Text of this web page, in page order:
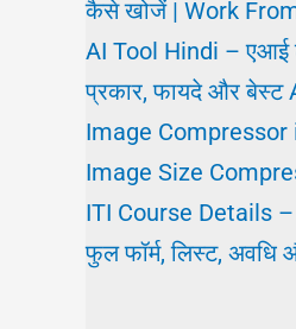
कैसे खोजें | Work
AI Tool Hindi – एआई
प्रकार, फायदे और बेस्ट
Image Compressor
Image Size
ITI Course Details –
फुल फॉर्म, लिस्ट, अवधि